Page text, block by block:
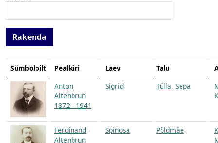
Sümbolpilt Pealkiri Laev Talu
Anton
Altenbrun
1872 - 1941
Sigrid Tülla, Sepa
Ferdinand
Altenbrun
Spinosa Põldmäe